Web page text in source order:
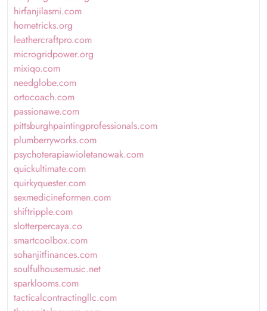
hirfanjilasmi.com
hometricks.org
leathercraftpro.com
microgridpower.org
mixiqo.com
needglobe.com
ortocoach.com
passionawe.com
pittsburghpaintingprofessionals.com
plumberryworks.com
psychoterapiawioletanowak.com
quickultimate.com
quirkyquester.com
sexmedicineformen.com
shiftripple.com
slotterpercaya.co
smartcoolbox.com
sohanjitfinances.com
soulfulhousemusic.net
sparklooms.com
tacticalcontractingllc.com